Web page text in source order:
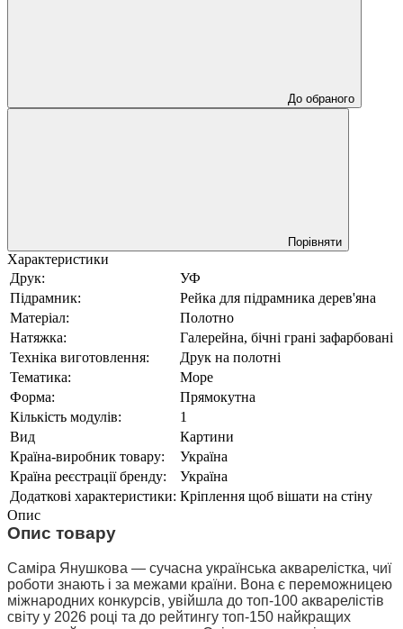
До обраного
Порівняти
Характеристики
Друк:
УФ
Підрамник:
Рейка для підрамника дерев'яна
Матеріал:
Полотно
Натяжка:
Галерейна, бічні грані зафарбовані
Техніка виготовлення:
Друк на полотні
Тематика:
Море
Форма:
Прямокутна
Кількість модулів:
1
Вид
Картини
Країна-виробник товару:
Україна
Країна реєстрації бренду:
Україна
Додаткові характеристики: Кріплення щоб вішати на стіну
Опис
Опис товару
Саміра Янушкова — сучасна українська акварелістка, чиї
роботи знають і за межами країни. Вона є переможницею
міжнародних конкурсів, увійшла до топ-100 акварелістів
світу у 2026 році та до рейтингу топ-150 найкращих